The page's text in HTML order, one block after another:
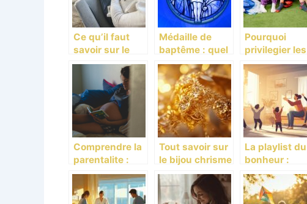
Ce qu’il faut
savoir sur le
bola de
grossesse
Médaille de
baptême : quel
symbole choisir
?
Pourquoi
privilegier les
micro-creche
de Massy?
Comprendre la
parentalite :
guide essentiel
pour les
parents
Tout savoir sur
le bijou chrisme
en or jaune :
symbolisme et
occasions
La playlist du
bonheur :
découvrir les
secrets du
bonheur